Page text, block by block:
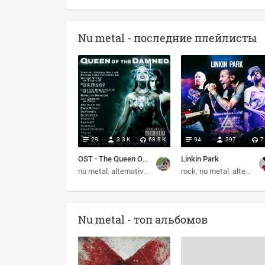
Nu metal - последние плейлисты
OST - The Queen Of The Damned (2002)
29 68.8 K
3.3 K
nu metal alternative metal rock
Linkin Park
94 7
397
rock nu metal alternative rock
Nu metal - топ альбомов